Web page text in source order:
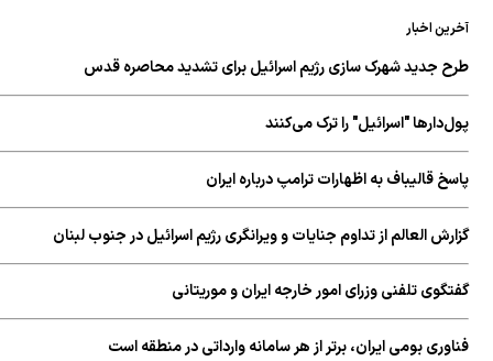
آخرین اخبار
طرح جدید شهرک سازی رژیم اسرائیل برای تشدید محاصره قدس
پول‌دارها "اسرائیل" را ترک می‌کنند
پاسخ قالیباف به اظهارات ترامپ درباره ایران
گزارش العالم از تداوم جنایات و ویرانگری رژیم اسرائیل در جنوب لبنان
گفتگوی تلفنی وزرای امور خارجه ایران و موریتانی
فناوری بومی ایران، برتر از هر سامانه وارداتی در منطقه است